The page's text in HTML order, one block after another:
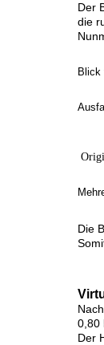
Der
die
Blick
Die
0,80
Der